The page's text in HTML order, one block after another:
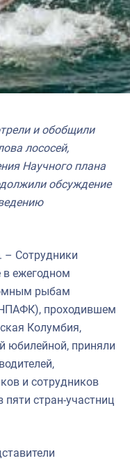
и обобщили
лососей,
Научного плана
обсуждение
. – Сотрудники
ежегодном
рыбам
проходившем
Колумбия,
юбилейной, приняли
и сотрудников
пяти стран-участниц